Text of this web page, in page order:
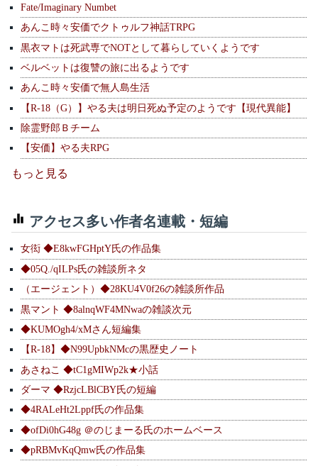
Fate/Imaginary Numbet
あんこ時々安価でクトゥルフ神話TRPG
黒衣マトは死武専でNOTとして暮らしていくようです
ベルベットは復讐の旅に出るようです
あんこ時々安価で無人島生活
【R-18（G）】やる夫は明日死ぬ予定のようです【現代異能】
除霊野郎Ｂチーム
【安価】やる夫RPG
もっと見る
アクセス多い作者名連載・短編
女衒 ◆E8kwFGHptY氏の作品集
◆05Q./qILPs氏の雑談所ネタ
（エージェント）◆28KU4V0f26の雑談所作品
黒マント ◆8alnqWF4MNwaの雑談次元
◆KUMOgh4/xMさん短編集
【R-18】◆N99UpbkNMcの黒歴史ノート
あさねこ ◆tC1gMIWp2k★小話
ダーマ ◆RzjcLBlCBY氏の短編
◆4RALeHt2Lppf氏の作品集
◆ofDi0hG48g ＠のじまーる氏のホームベース
◆pRBMvKqQmw氏の作品集